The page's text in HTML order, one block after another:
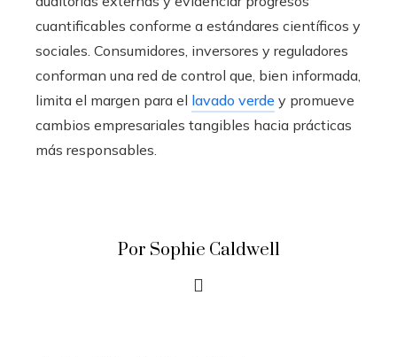
cuantificables conforme a estándares científicos y
sociales. Consumidores, inversores y reguladores
conforman una red de control que, bien informada,
limita el margen para el lavado verde y promueve
cambios empresariales tangibles hacia prácticas
más responsables.
Por Sophie Caldwell